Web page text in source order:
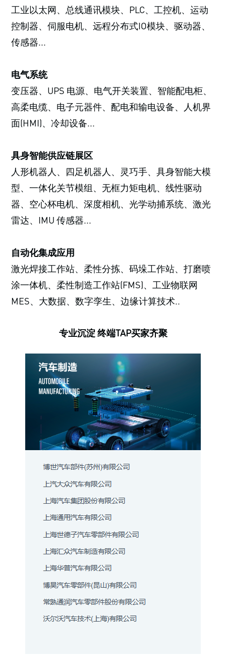
工业以太网、总线通讯模块、PLC、工控机、运动
控制器、伺服电机、远程分布式IO模块、驱动器、
传感器...
电气系统
变压器、UPS 电源、电气开关装置、智能配电柜、
高柔电缆、电子元器件、配电和输电设备、人机界
面(HMI)、冷却设备...
具身智能供应链展区
人形机器人、四足机器人、灵巧手、具身智能大模
型、一体化关节模组、无框力矩电机、线性驱动
器、空心杯电机、深度相机、光学动捕系统、激光
雷达、IMU 传感器...
自动化集成应用
激光焊接工作站、柔性分拣、码垛工作站、打磨喷
涂一体机、柔性制造工作站(FMS)、工业物联网
MES、大数据、数字孪生、边缘计算技术..
专业沉淀 终端TAP买家齐聚